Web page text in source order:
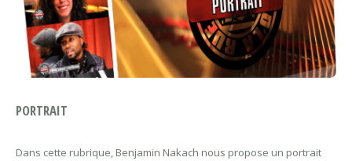
PORTRAIT
Dans cette rubrique, Benjamin Nakach nous propose un portrait